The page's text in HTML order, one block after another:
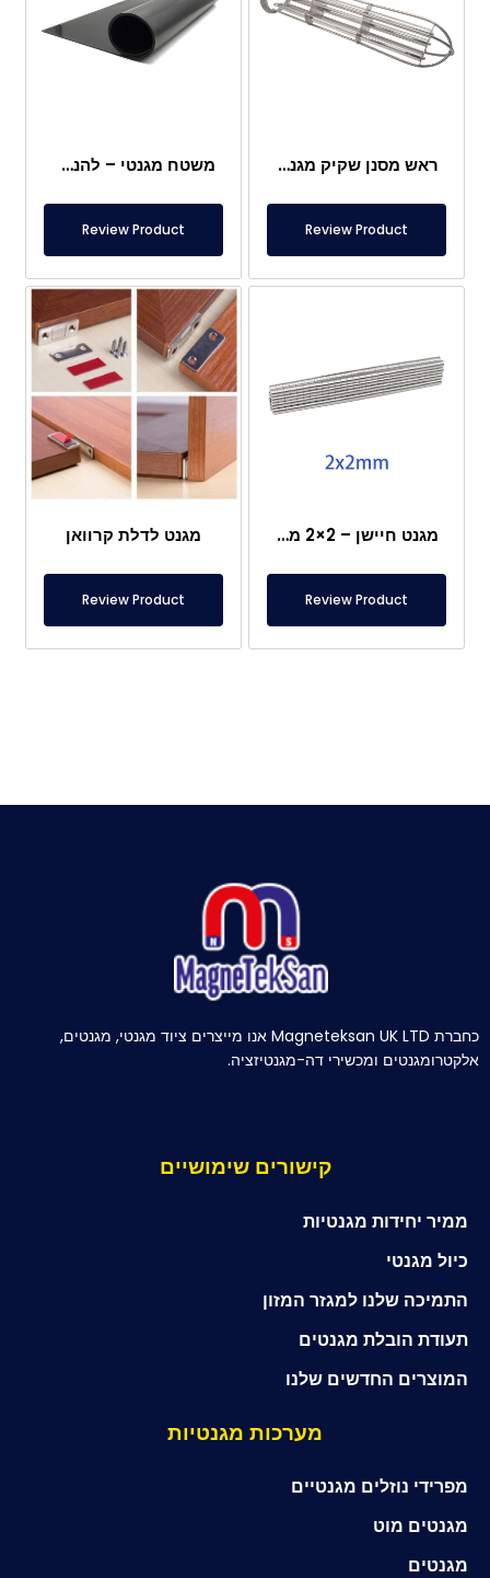
ראש מסנן שקיק מגנטי
Review Product
משטח מגנטי – להנחה מתחת לרגליים – בטוח למזון
Review Product
מגנט חיישן – 2×2 מ"מ
Review Product
מגנט לדלת קרוואן
Review Product
כחברת Magneteksan UK LTD אנו מייצרים ציוד מגנטי, מגנטים,
אלקטרומגנטים ומכשירי דה-מגנטיזציה.
קישורים שימושיים
ממיר יחידות מגנטיות
כיול מגנטי
התמיכה שלנו למגזר המזון
תעודת הובלת מגנטים
המוצרים החדשים שלנו
מערכות מגנטיות
מפרידי נוזלים מגנטיים
מגנטים מוט
מגנטים